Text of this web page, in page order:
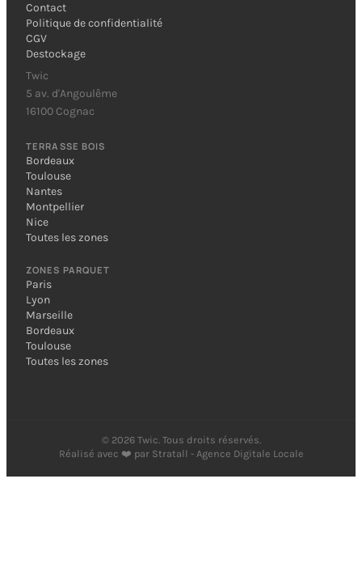
Contact
Politique de confidentialité
CGV
Destockage
Twic
5 av. d'Angoulême
16100 Cognac
TERRASSE BOIS
Bordeaux
Toulouse
Nantes
Montpellier
Nice
Toutes les zones
ZONES PARQUET
Paris
Lyon
Marseille
Bordeaux
Toulouse
Toutes les zones
© 2026Twic. Tous droits réservés.
Réalisé avec ❤️ par Stratall - Agence Digitale Locale